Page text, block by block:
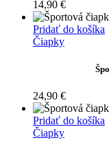
14,90 €
Pridať do košíka
Čiapky
24,90 €
Pridať do košíka
Čiapky